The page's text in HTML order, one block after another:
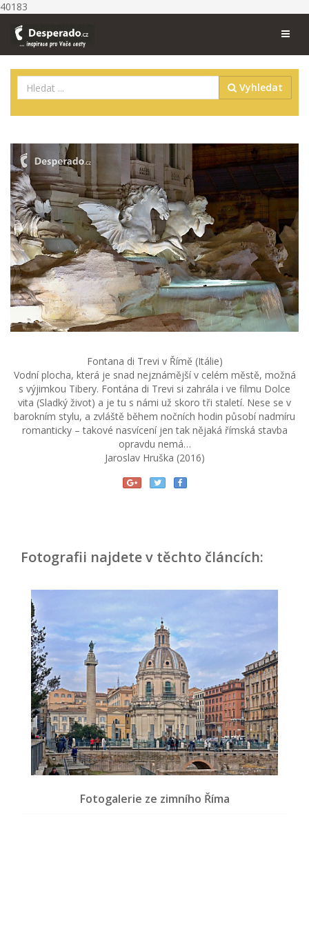
40183
Vyhledat
Fontana di Trevi v Římě (Itálie)
Vodní plocha, která je snad nejznámější v celém městě, možná
s výjimkou Tibery. Fontána di Trevi si zahrála i ve filmu Dolce
vita (Sladký život) a je tu s námi už skoro tři staletí. Nese se v
barokním stylu, a zvláště během nočních hodin působí nadmíru
romanticky – takové nasvícení jen tak nějaká římská stavba
opravdu nemá…
Jaroslav Hruška (2016)
Fotografii najdete v těchto článcích:
Fotogalerie ze zimního Říma